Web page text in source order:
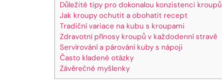
Důležité tipy pro dokonalou konzistenci kroupů
Jak kroupy ochutit a obohatit recept
Tradiční variace na kubu s kroupami
Zdravotní přínosy kroupů v každodenní stravě
Servírování a párování kuby s nápoji
Často kladené otázky
Závěrečné myšlenky